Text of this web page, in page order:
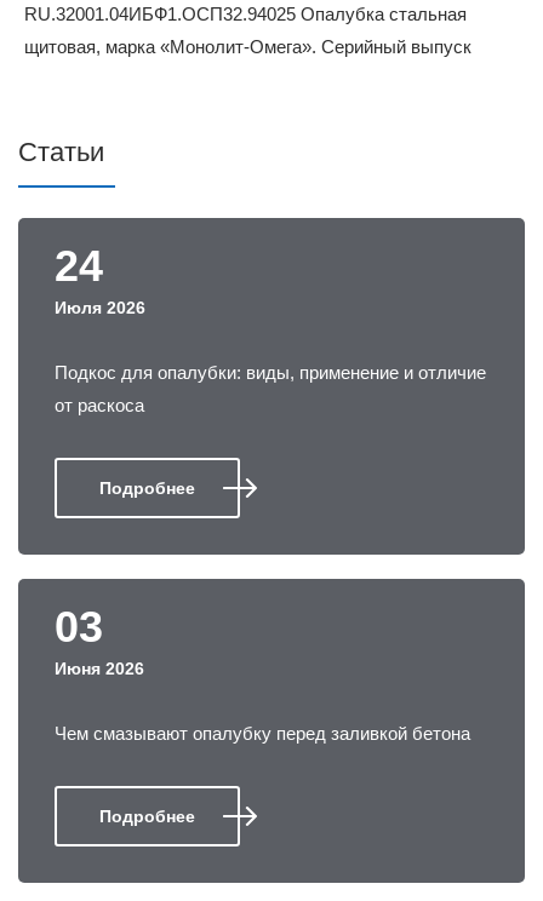
Статьи
24
Июля 2026
Подкос для опалубки: виды, применение и отличие
от раскоса
Подробнее
03
Июня 2026
Чем смазывают опалубку перед заливкой бетона
Подробнее